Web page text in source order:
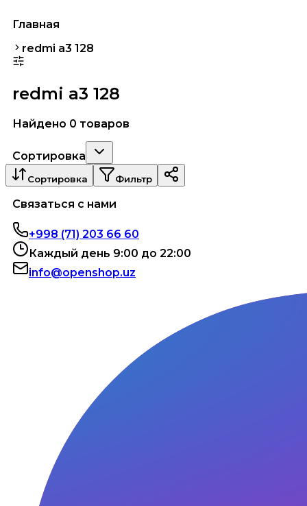
Главная
redmi a3 128
redmi a3 128
Найдено 0 товаров
Сортировка
Сортировка Фильтр
Связаться с нами
+998 (71) 203 66 60
Каждый день 9:00 до 22:00
info@openshop.uz